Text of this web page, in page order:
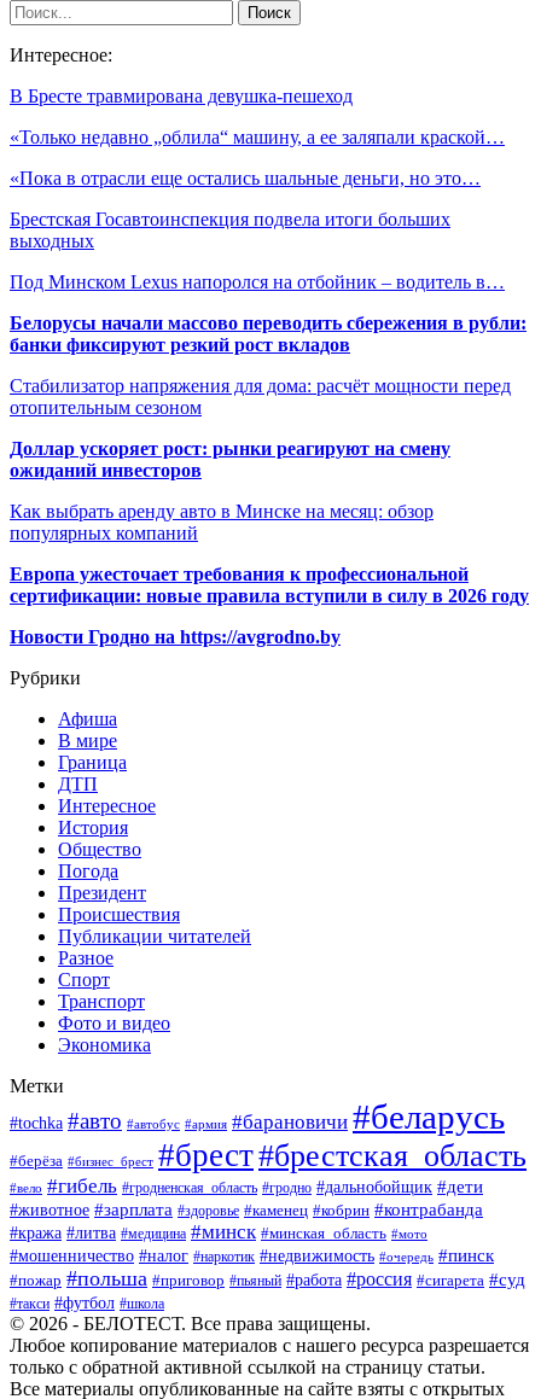
Интересное:
В Бресте травмирована девушка-пешеход
«Только недавно „облила“ машину, а ее заляпали краской…
«Пока в отрасли еще остались шальные деньги, но это…
Брестская Госавтоинспекция подвела итоги больших
выходных
Под Минском Lexus напоролся на отбойник – водитель в…
Белорусы начали массово переводить сбережения в рубли:
банки фиксируют резкий рост вкладов
Стабилизатор напряжения для дома: расчёт мощности перед
отопительным сезоном
Доллар ускоряет рост: рынки реагируют на смену
ожиданий инвесторов
Как выбрать аренду авто в Минске на месяц: обзор
популярных компаний
Европа ужесточает требования к профессиональной
сертификации: новые правила вступили в силу в 2026 году
Новости Гродно на https://avgrodno.by
Рубрики
Афиша
В мире
Граница
ДТП
Интересное
История
Общество
Погода
Президент
Происшествия
Публикации читателей
Разное
Спорт
Транспорт
Фото и видео
Экономика
Метки
#tochka #авто #автобус #армия #барановичи #беларусь
#берёза #бизнес_брест #брест#брестская_область
#вело #гибель #гродненская_область #гродно #дальнобойщик #дети
#животное #зарплата #здоровье #каменец #кобрин #контрабанда
#кража #литва #медицина #минск #минская_область #мото
#мошенничество #налог #наркотик #недвижимость #очередь #пинск
#пожар #польша #приговор #пьяный #работа #россия #сигарета #суд
#такси #футбол #школа
© 2026 - БЕЛОТЕСТ. Все права защищены.
Любое копирование материалов с нашего ресурса разрешается
только с обратной активной ссылкой на страницу статьи.
Все материалы опубликованные на сайте взяты с открытых